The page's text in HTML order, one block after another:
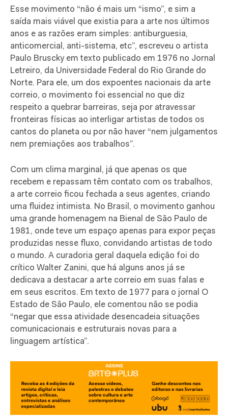
Esse movimento “não é mais um “ismo”, e sim a
saída mais viável que existia para a arte nos últimos
anos e as razões eram simples: antiburguesia,
anticomercial, anti-sistema, etc”, escreveu o artista
Paulo Bruscky em texto publicado em 1976 no Jornal
Letreiro, da Universidade Federal do Rio Grande do
Norte. Para ele, um dos expoentes nacionais da arte
correio, o movimento foi essencial no que diz
respeito a quebrar barreiras, seja por atravessar
fronteiras físicas ao interligar artistas de todos os
cantos do planeta ou por não haver “nem julgamentos
nem premiações aos trabalhos”.
Com um clima marginal, já que apenas os que
recebem e repassam têm contato com os trabalhos,
a arte correio ficou fechada a seus agentes, criando
uma fluidez intimista. No Brasil, o movimento ganhou
uma grande homenagem na Bienal de São Paulo de
1981, onde teve um espaço apenas para expor peças
produzidas nesse fluxo, convidando artistas de todo
o mundo. A curadoria geral daquela edição foi do
crítico Walter Zanini, que há alguns anos já se
dedicava a destacar a arte correio em suas falas e
em seus escritos. Em texto de 1977 para o jornal O
Estado de São Paulo, ele comentou não se podia
“negar que essa atividade desencadeia situações
comunicacionais e estruturais novas para a
linguagem artística”.